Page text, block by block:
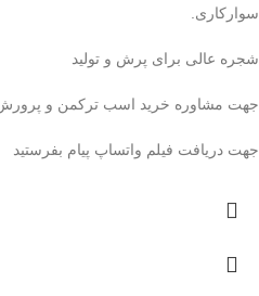
سوارکاری.
شجره عالی برای پرش و تولید
جهت مشاوره خرید اسب ترکمن و پرورش اسب
جهت دریافت فیلم واتساپ پیام بفرستید